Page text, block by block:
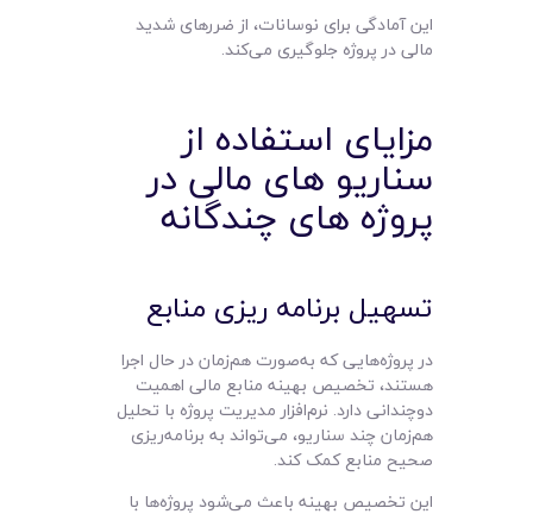
این آمادگی برای نوسانات، از ضررهای شدید
مالی در پروژه جلوگیری می‌کند.
مزایای استفاده از
سناریو های مالی در
پروژه‌ های چندگانه
تسهیل برنامه‌ ریزی منابع
در پروژه‌هایی که به‌صورت هم‌زمان در حال اجرا
هستند، تخصیص بهینه منابع مالی اهمیت
دوچندانی دارد. نرم‌افزار مدیریت پروژه با تحلیل
هم‌زمان چند سناریو، می‌تواند به برنامه‌ریزی
صحیح منابع کمک کند.
این تخصیص بهینه باعث می‌شود پروژه‌ها با